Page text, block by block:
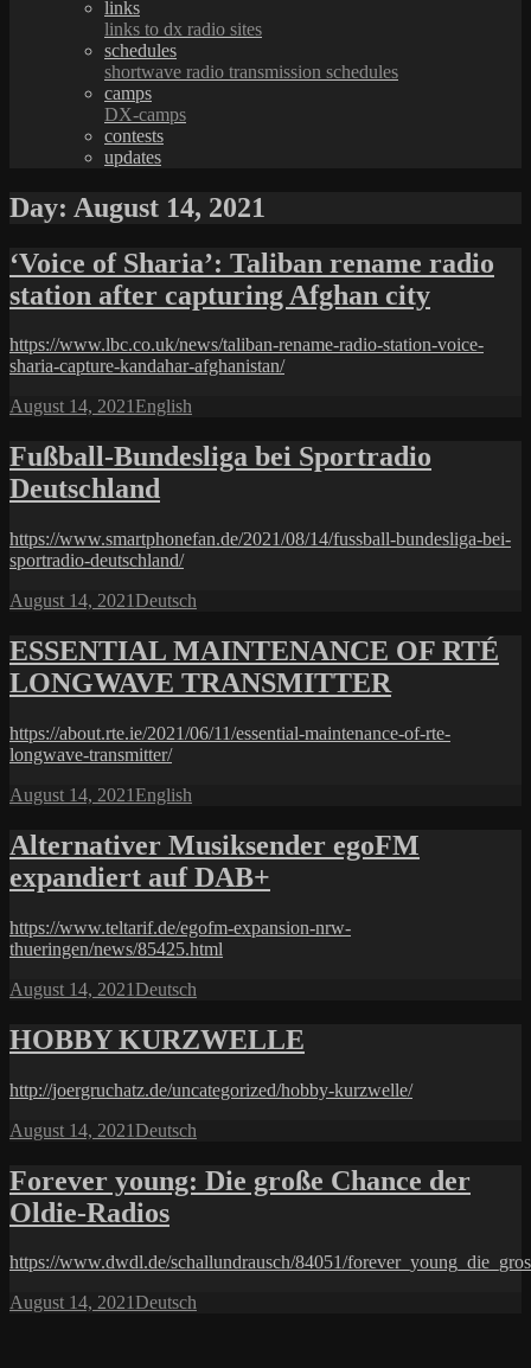
links
links to dx radio sites
schedules
shortwave radio transmission schedules
camps
DX-camps
contests
updates
Day: August 14, 2021
‘Voice of Sharia’: Taliban rename radio
station after capturing Afghan city
https://www.lbc.co.uk/news/taliban-rename-radio-station-voice-
sharia-capture-kandahar-afghanistan/
Posted
August 14, 2021Categories
English
Fußball-Bundesliga bei Sportradio
Deutschland
https://www.smartphonefan.de/2021/08/14/fussball-bundesliga-bei-
sportradio-deutschland/
Posted
August 14, 2021Categories
Deutsch
ESSENTIAL MAINTENANCE OF RTÉ
LONGWAVE TRANSMITTER
https://about.rte.ie/2021/06/11/essential-maintenance-of-rte-
longwave-transmitter/
Posted
August 14, 2021Categories
English
Alternativer Musiksender egoFM
expandiert auf DAB+
https://www.teltarif.de/egofm-expansion-nrw-
thueringen/news/85425.html
Posted
August 14, 2021Categories
Deutsch
HOBBY KURZWELLE
http://joergruchatz.de/uncategorized/hobby-kurzwelle/
Posted
August 14, 2021Categories
Deutsch
Forever young: Die große Chance der
Oldie-Radios
https://www.dwdl.de/schallundrausch/84051/
Posted
August 14, 2021Categories
Deutsch